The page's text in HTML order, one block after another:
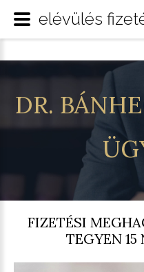
DR.
FIZETÉSI
TEGYEN 15
elévülés